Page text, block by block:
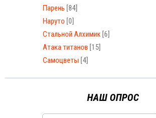
Парень [84]
Наруто [0]
Стальной Алхимик [6]
Атака титанов [15]
Самоцветы [4]
НАШ ОПРОС